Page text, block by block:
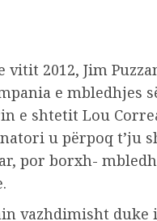
vitit 2012, Jim
e mbledhjes
e shtetit Lou
u përpoq t’ju
por borxh-
vazhdimisht